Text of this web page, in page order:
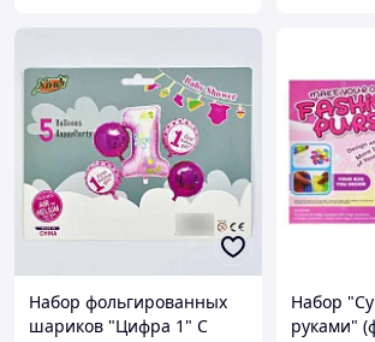
Набор фольгированных
шариков "Цифра 1" C
Набор
руками"